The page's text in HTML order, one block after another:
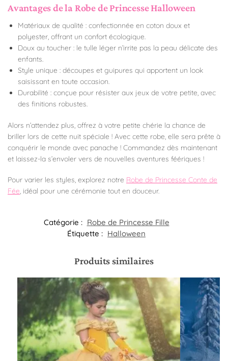
Avantages de la Robe de Princesse Halloween
Matériaux de qualité : confectionnée en coton doux et
polyester, offrant un confort écologique.
Doux au toucher : le tulle léger n’irrite pas la peau délicate des
enfants.
Style unique : découpes et guipures qui apportent un look
saisissant en toute occasion.
Durabilité : conçue pour résister aux jeux de votre petite, avec
des finitions robustes.
Alors n’attendez plus, offrez à votre petite chérie la chance de
briller lors de cette nuit spéciale ! Avec cette robe, elle sera prête à
conquérir le monde avec panache ! Commandez dès maintenant
et laissez-la s’envoler vers de nouvelles aventures féériques !
Pour varier les styles, explorez notre Robe de Princesse Conte de
Fée , idéal pour une cérémonie tout en douceur.
Catégorie : Robe de Princesse Fille
Étiquette : Halloween
Produits similaires